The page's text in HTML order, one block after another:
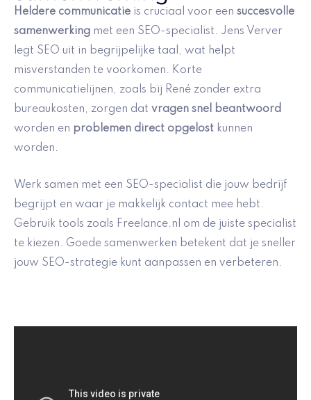
Heldere communicatie is cruciaal voor een succesvolle
samenwerking met een SEO-specialist. Jens Verver
legt SEO uit in begrijpelijke taal, wat helpt
misverstanden te voorkomen. Korte
communicatielijnen, zoals bij René zonder extra
bureaukosten, zorgen dat vragen snel beantwoord
worden en problemen direct opgelost kunnen
worden.
Werk samen met een SEO-specialist die jouw bedrijf
begrijpt en waar je makkelijk contact mee hebt.
Gebruik tools zoals Freelance.nl om de juiste specialist
te kiezen. Goede samenwerken betekent dat je sneller
jouw SEO-strategie kunt aanpassen en verbeteren.